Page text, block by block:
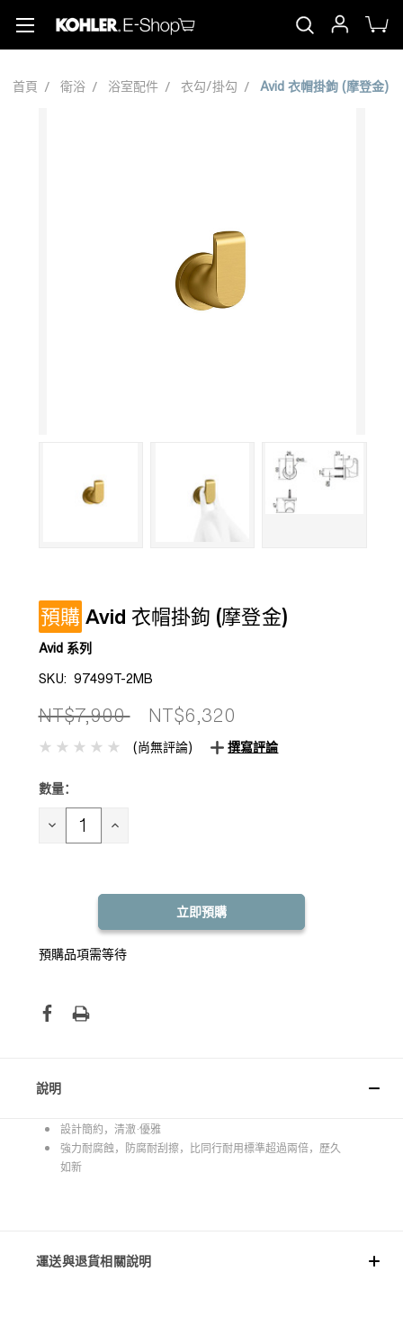
首頁 衛浴 浴室配件 衣勾/掛勾 Avid 衣帽掛鉤 (摩登金)
預購Avid 衣帽掛鉤 (摩登金)
Avid 系列
SKU: 97499T-2MB
NT$7,900 NT$6,320
(尚無評論) 撰寫評論
目前
存：
數量：
減 增
預購品項需等待
說明
設計簡約，清澈·優雅
強力耐腐蝕，防腐耐刮擦，比同行耐用標準超過兩倍，歷久
如新
運送與退貨相關說明